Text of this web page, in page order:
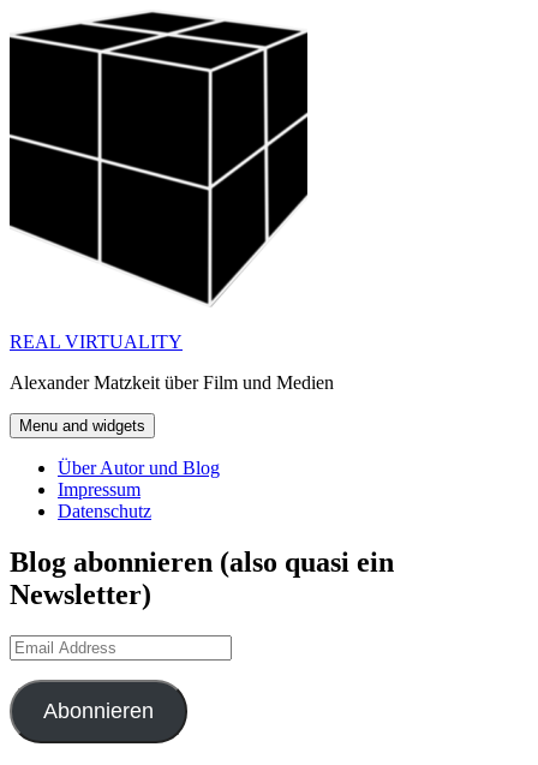
to
REAL VIRTUALITY
Alexander Matzkeit über Film und Medien
Menu and widgets
Über Autor und Blog
Impressum
Datenschutz
Blog abonnieren (also quasi ein
Newsletter)
Email
Address
Abonnieren